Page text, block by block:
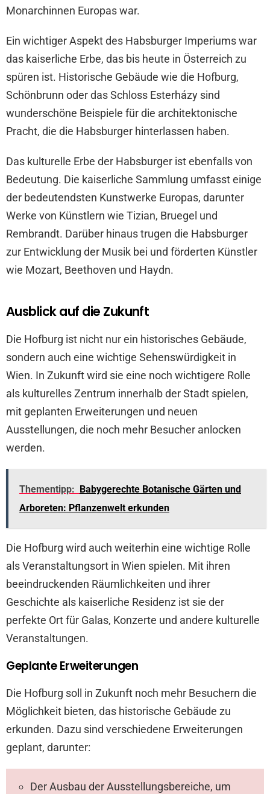
Monarchinnen Europas war.
Ein wichtiger Aspekt des Habsburger Imperiums war
das kaiserliche Erbe, das bis heute in Österreich zu
spüren ist. Historische Gebäude wie die Hofburg,
Schönbrunn oder das Schloss Esterházy sind
wunderschöne Beispiele für die architektonische
Pracht, die die Habsburger hinterlassen haben.
Das kulturelle Erbe der Habsburger ist ebenfalls von
Bedeutung. Die kaiserliche Sammlung umfasst einige
der bedeutendsten Kunstwerke Europas, darunter
Werke von Künstlern wie Tizian, Bruegel und
Rembrandt. Darüber hinaus trugen die Habsburger
zur Entwicklung der Musik bei und förderten Künstler
wie Mozart, Beethoven und Haydn.
Ausblick auf die Zukunft
Die Hofburg ist nicht nur ein historisches Gebäude,
sondern auch eine wichtige Sehenswürdigkeit in
Wien. In Zukunft wird sie eine noch wichtigere Rolle
als kulturelles Zentrum innerhalb der Stadt spielen,
mit geplanten Erweiterungen und neuen
Ausstellungen, die noch mehr Besucher anlocken
werden.
Thementipp:
Babygerechte Botanische Gärten und
Arboreten: Pflanzenwelt erkunden
Die Hofburg wird auch weiterhin eine wichtige Rolle
als Veranstaltungsort in Wien spielen. Mit ihren
beeindruckenden Räumlichkeiten und ihrer
Geschichte als kaiserliche Residenz ist sie der
perfekte Ort für Galas, Konzerte und andere kulturelle
Veranstaltungen.
Geplante Erweiterungen
Die Hofburg soll in Zukunft noch mehr Besuchern die
Möglichkeit bieten, das historische Gebäude zu
erkunden. Dazu sind verschiedene Erweiterungen
geplant, darunter:
Der Ausbau der Ausstellungsbereiche, um